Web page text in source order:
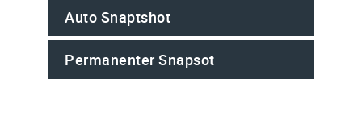
Auto Snaptshot
Permanenter Snapsot